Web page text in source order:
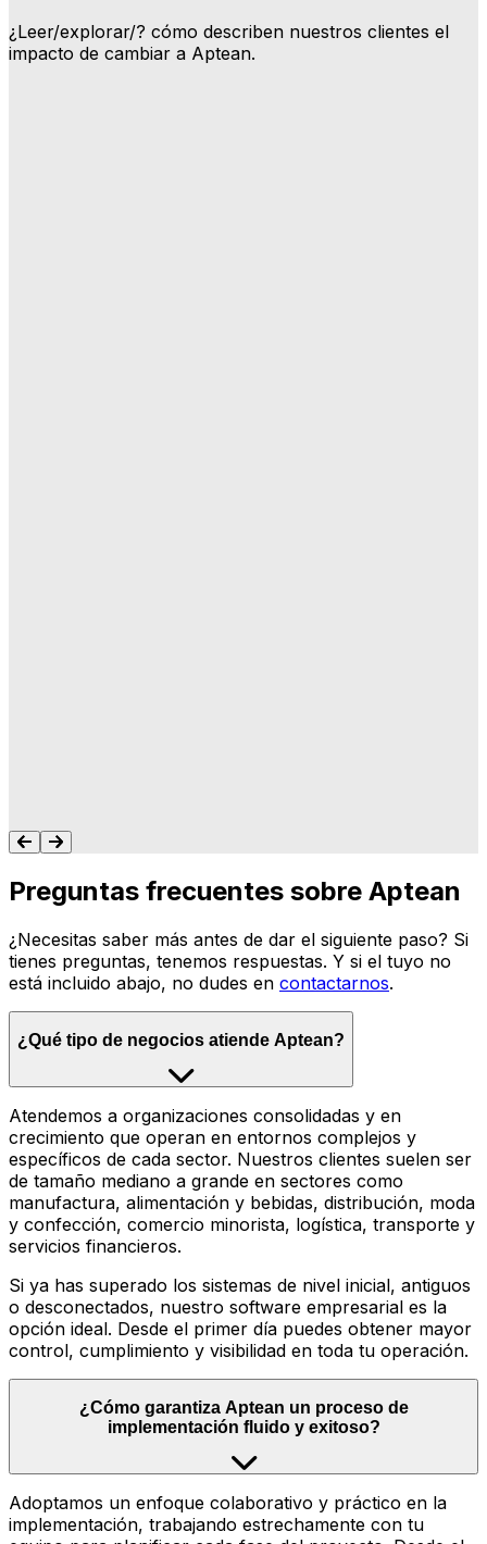
¿Leer/explorar/? cómo describen nuestros clientes el
impacto de cambiar a Aptean.
Preguntas frecuentes sobre Aptean
¿Necesitas saber más antes de dar el siguiente paso? Si
tienes preguntas, tenemos respuestas. Y si el tuyo no
está incluido abajo, no dudes en contactarnos.
¿Qué tipo de negocios atiende Aptean?
Atendemos a organizaciones consolidadas y en
crecimiento que operan en entornos complejos y
específicos de cada sector. Nuestros clientes suelen ser
de tamaño mediano a grande en sectores como
manufactura, alimentación y bebidas, distribución, moda
y confección, comercio minorista, logística, transporte y
servicios financieros.
Si ya has superado los sistemas de nivel inicial, antiguos
o desconectados, nuestro software empresarial es la
opción ideal. Desde el primer día puedes obtener mayor
control, cumplimiento y visibilidad en toda tu operación.
¿Cómo garantiza Aptean un proceso de
implementación fluido y exitoso?
Adoptamos un enfoque colaborativo y práctico en la
implementación, trabajando estrechamente con tu